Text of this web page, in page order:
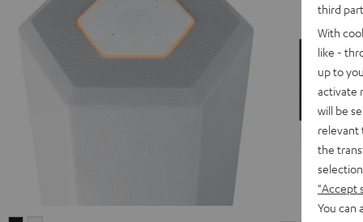
third
With
like -
up to
activate
will be
relevant
the
"Accept
You can